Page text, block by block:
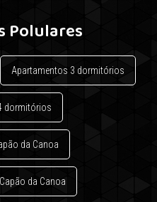
Polulares
Apartamentos 3 dormitórios
dormitórios
da Canoa
da Canoa